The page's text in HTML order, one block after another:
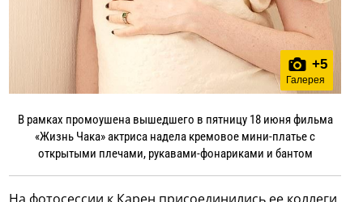
+5
Галерея
В рамках промоушена вышедшего в пятницу 18 июня фильма
«Жизнь Чака» актриса надела кремовое мини-платье с
открытыми плечами, рукавами-фонариками и бантом